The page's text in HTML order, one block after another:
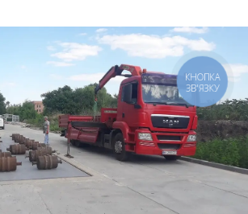
КНОПКА
ЗВ'ЯЗКУ